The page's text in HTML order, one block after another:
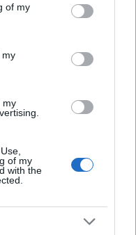
You may click to
its third-party tags to
in below Google
of my
my
my
of my
with the